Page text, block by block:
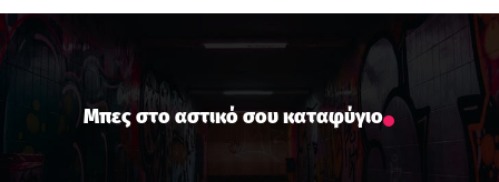
Μπες στο αστικό σου καταφύγιο